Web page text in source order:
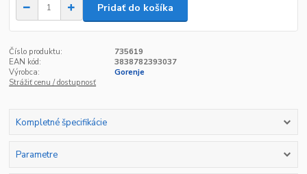
Pridať do košíka
Číslo produktu:
735619
EAN kód:
3838782393037
Výrobca:
Gorenje
Strážiť cenu / dostupnosť
Kompletné špecifikácie
Parametre